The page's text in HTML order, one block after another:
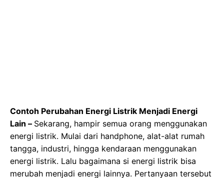
Contoh Perubahan Energi Listrik Menjadi Energi
Lain – Sekarang, hampir semua orang menggunakan
energi listrik. Mulai dari handphone, alat-alat rumah
tangga, industri, hingga kendaraan menggunakan
energi listrik. Lalu bagaimana si energi listrik bisa
merubah menjadi energi lainnya. Pertanyaan tersebut